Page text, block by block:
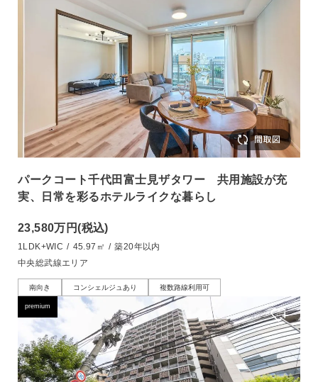
パークコート千代田富士見ザタワー 共用施設が充
実、日常を彩るホテルライクな暮らし
23,580万円(税込)
1LDK+WIC / 45.97㎡ / 築20年以内
中央総武線エリア
南向き コンシェルジュあり 複数路線利用可
premium